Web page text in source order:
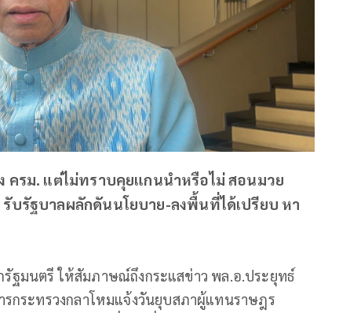
รม. แต่ไม่ทราบคุยแกนนำหรือไม่ สอนมวย
บรัฐบาลผลักดันนโยบาย-ลงพื้นที่ได้เปรียบ หา
รัฐมนตรี ให้สัมภาษณ์ถึงกระแสข่าว พล.อ.ประยุทธ์
กระทรวงกลาโหมแจ้งวันยุบสภาผู้แทนราษฎร